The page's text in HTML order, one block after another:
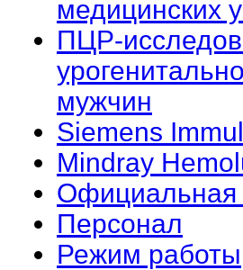
медицинских
ПЦР-
мужчин
Siemens
Mindray
Персонал
Режим работы